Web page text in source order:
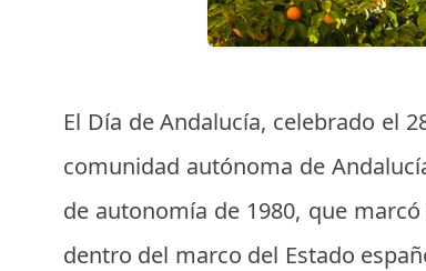
El Día de Andalucía, celebrado el
comunidad autónoma de
de autonomía de 1980, que
dentro del marco del Estado